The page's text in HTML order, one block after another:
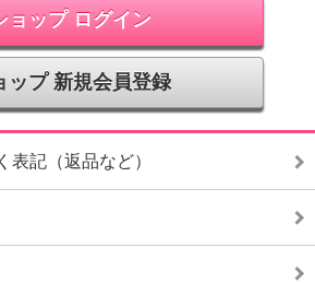
ョップ ログイン
ップ 新規会員登録
表記（返品など）